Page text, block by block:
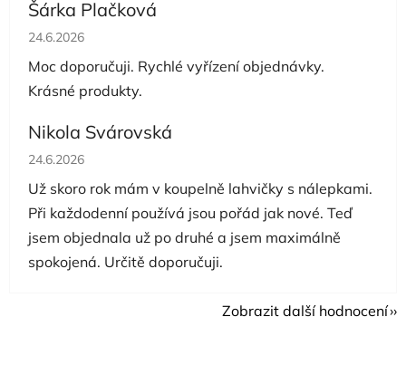
Šárka Plačková
Hodnocení obchodu je 5 z 5 hvězdiček.
24.6.2026
Moc doporučuji. Rychlé vyřízení objednávky.
Krásné produkty.
Nikola Svárovská
Hodnocení obchodu je 5 z 5 hvězdiček.
24.6.2026
Už skoro rok mám v koupelně lahvičky s nálepkami.
Při každodenní používá jsou pořád jak nové. Teď
jsem objednala už po druhé a jsem maximálně
spokojená. Určitě doporučuji.
Zobrazit další hodnocení